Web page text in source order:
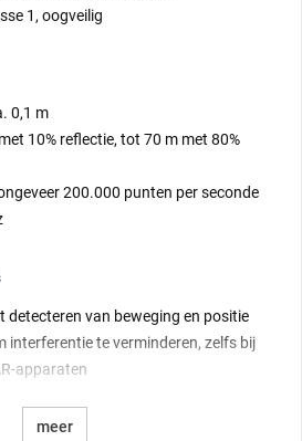
1, oogveilig
0,1 m
10% reflectie, tot 70 m met 80%
200.000 punten per seconde
detecteren van beweging en positie
te verminderen, zelfs bij
apparaten
meer